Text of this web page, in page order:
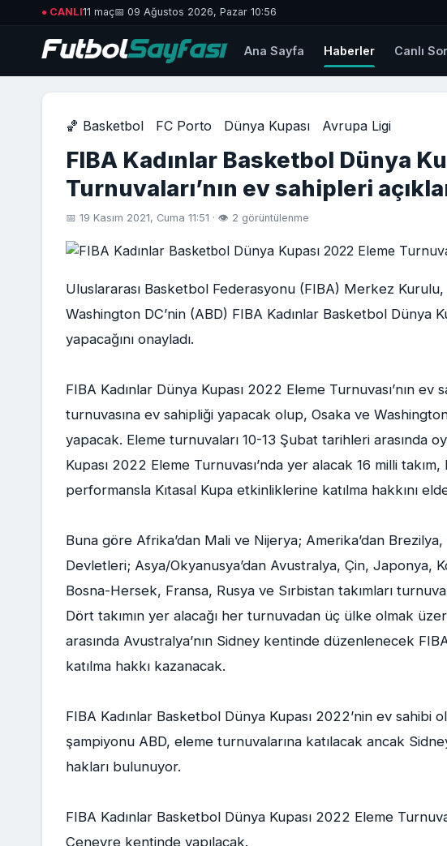
● CANLI11 maç📅 09 Ağustos 2026, Pazar 10:56
Ana Sayfa Haberler Canlı
🏀 Basketbol FC Porto Dünya Kupası Avrupa Ligi
FIBA Kadınlar Basketbol Dünya
Turnuvaları’nın ev sahipleri
📅 19 Kasım 2021, Cuma 11:51 · 👁 2 görüntülenme
Uluslararası Basketbol Federasyonu (FIBA) Merkez
Washington DC’nin (ABD) FIBA Kadınlar Basketbol Dünya
yapacağını onayladı.
FIBA Kadınlar Dünya Kupası 2022 Eleme Turnuvası’nın
turnuvasına ev sahipliği yapacak olup, Osaka ve
yapacak. Eleme turnuvaları 10-13 Şubat tarihleri arasında
Kupası 2022 Eleme Turnuvası’nda yer alacak 16 milli
performansla Kıtasal Kupa etkinliklerine katılma hakkını
Buna göre Afrika’dan Mali ve Nijerya; Amerika’dan
Devletleri; Asya/Okyanusya’dan Avustralya, Çin, Japonya,
Bosna-Hersek, Fransa, Rusya ve Sırbistan takımları
Dört takımın yer alacağı her turnuvadan üç ülke olmak
arasında Avustralya’nın Sidney kentinde düzenlenecek
katılma hakkı kazanacak.
FIBA Kadınlar Basketbol Dünya Kupası 2022’nin ev sahibi
şampiyonu ABD, eleme turnuvalarına katılacak ancak
hakları bulunuyor.
FIBA Kadınlar Basketbol Dünya Kupası 2022 Eleme
Cenevre kentinde yapılacak.